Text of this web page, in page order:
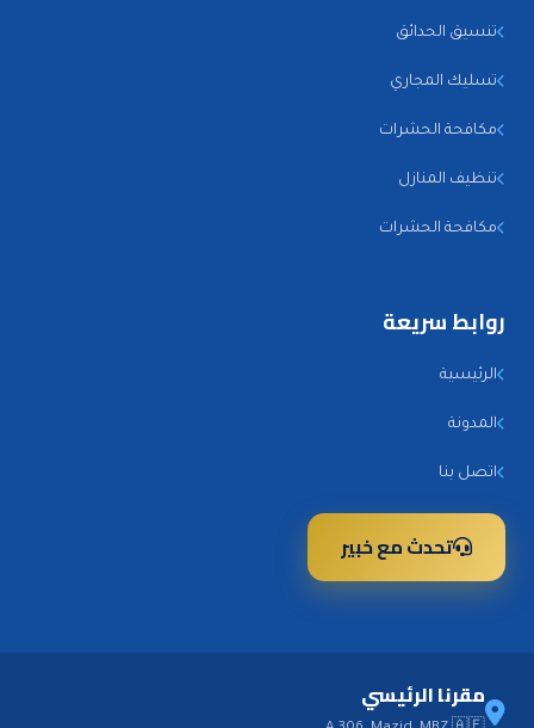
تنسيق الحدائق
تسليك المجاري
مكافحة الحشرات
تنظيف المنازل
مكافحة الحشرات
روابط سريعة
الرئيسية
المدونة
اتصل بنا
تحدث مع خبير
مقرنا الرئيسي